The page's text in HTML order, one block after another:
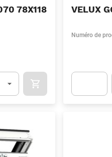
78X118 VELUX
Numéro de